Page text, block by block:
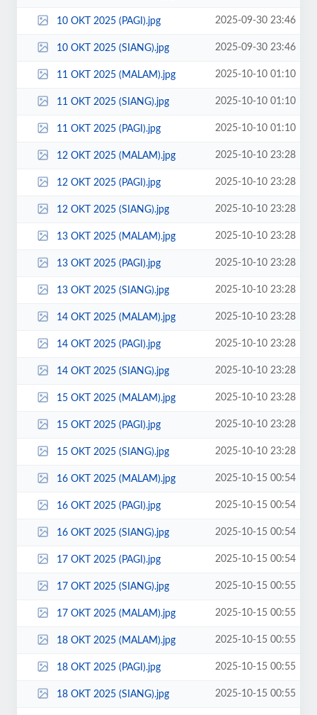
10 OKT 2025 (PAGI).jpg 2025-09-30 23:46
10 OKT 2025 (SIANG).jpg 2025-09-30 23:46
11 OKT 2025 (MALAM).jpg 2025-10-10 01:10
11 OKT 2025 (SIANG).jpg 2025-10-10 01:10
11 OKT 2025 (PAGI).jpg 2025-10-10 01:10
12 OKT 2025 (MALAM).jpg 2025-10-10 23:28
12 OKT 2025 (PAGI).jpg 2025-10-10 23:28
12 OKT 2025 (SIANG).jpg 2025-10-10 23:28
13 OKT 2025 (MALAM).jpg 2025-10-10 23:28
13 OKT 2025 (PAGI).jpg 2025-10-10 23:28
13 OKT 2025 (SIANG).jpg 2025-10-10 23:28
14 OKT 2025 (MALAM).jpg 2025-10-10 23:28
14 OKT 2025 (PAGI).jpg 2025-10-10 23:28
14 OKT 2025 (SIANG).jpg 2025-10-10 23:28
15 OKT 2025 (MALAM).jpg 2025-10-10 23:28
15 OKT 2025 (PAGI).jpg 2025-10-10 23:28
15 OKT 2025 (SIANG).jpg 2025-10-10 23:28
16 OKT 2025 (MALAM).jpg 2025-10-15 00:54
16 OKT 2025 (PAGI).jpg 2025-10-15 00:54
16 OKT 2025 (SIANG).jpg 2025-10-15 00:54
17 OKT 2025 (PAGI).jpg 2025-10-15 00:54
17 OKT 2025 (SIANG).jpg 2025-10-15 00:55
17 OKT 2025 (MALAM).jpg 2025-10-15 00:55
18 OKT 2025 (MALAM).jpg 2025-10-15 00:55
18 OKT 2025 (PAGI).jpg 2025-10-15 00:55
18 OKT 2025 (SIANG).jpg 2025-10-15 00:55